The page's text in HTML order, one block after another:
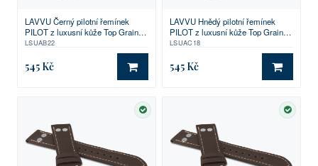
LAVVU Černý pilotní řemínek
PILOT z luxusní kůže Top Grain -
22
LSUAB22
545 Kč DO KOŠÍKU
LAVVU Hnědý pilotní řemínek
PILOT z luxusní kůže Top Grain -
18
LSUAC18
545 Kč DO
SKLADEM